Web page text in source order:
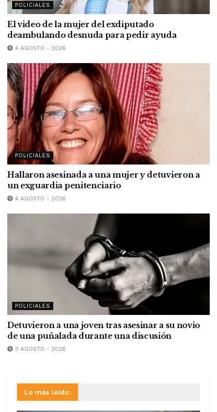
POLICIALES
El video de la mujer del exdiputado
deambulando desnuda para pedir ayuda
4 AGOSTO - 2026
POLICIALES
Hallaron asesinada a una mujer y detuvieron a
un exguardia penitenciario
4 AGOSTO - 2026
POLICIALES
Detuvieron a una joven tras asesinar a su novio
de una puñalada durante una discusión
3 AGOSTO - 2026
Lo más leído: